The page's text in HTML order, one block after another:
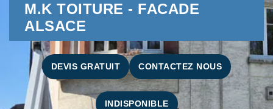
M.K TOITURE - FACADE
ALSACE
DEVIS GRATUIT CONTACTEZ NOUS
INDISPONIBLE